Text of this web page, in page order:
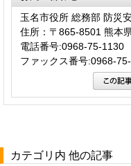
玉名市役所 総務部 防災
住所：〒865-8501 熊本
電話番号:0968-75-1130
ファックス番号:0968-
カテゴリ内 他の記事